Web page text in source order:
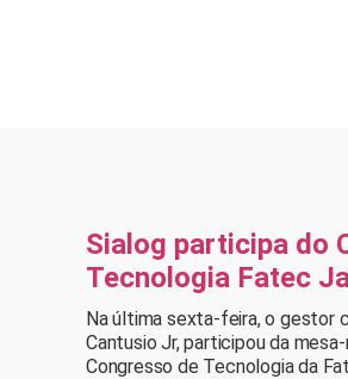
Sialog participa do
Tecnologia Fatec
Na última sexta-feira, o gestor
Cantusio Jr, participou da
Congresso de Tecnologia da